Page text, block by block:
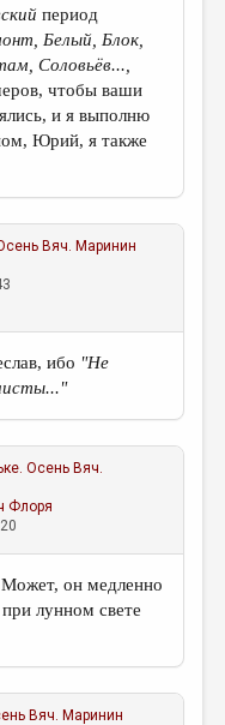
период
Белый, Блок,
Соловьёв...,
чтобы ваши
и я выполню
Юрий, я также
Вяч. Маринин
ибо "Не
Осень Вяч.
Флоря
он медленно
при лунном свете
Вяч. Маринин